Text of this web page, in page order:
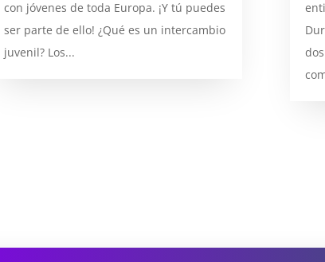
con jóvenes de toda Europa. ¡Y tú puedes
ser parte de ello! ¿Qué es un intercambio
juvenil? Los...